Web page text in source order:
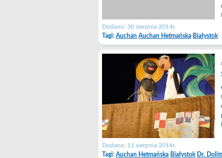
Dodano: 30 sierpnia 2014r.
Tagi: Auchan Auchan Hetmańska Białystok
Dodano: 11 sierpnia 2014r.
Tagi: Auchan Hetmańska Białystok Dr.